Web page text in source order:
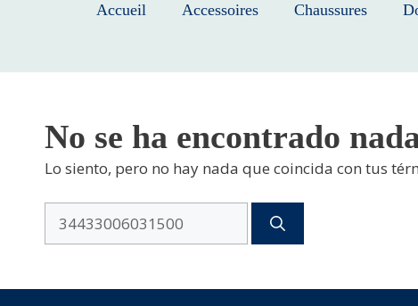
Accueil Accessoires Chaussures
No se ha encontrado
Lo siento, pero no hay nada que coincida con tus